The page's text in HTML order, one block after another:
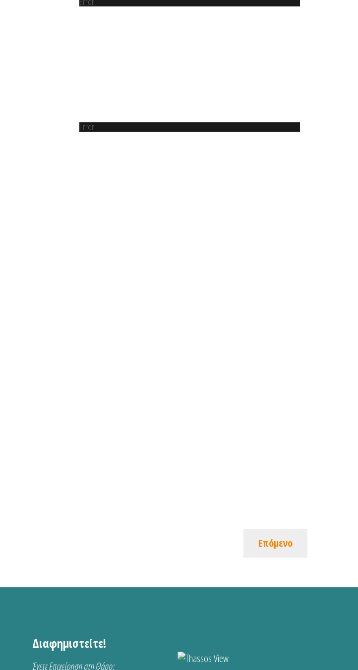
Error
Επόμενο
Διαφημιστείτε!
Έχετε Επιχείρηση στη Θάσο;